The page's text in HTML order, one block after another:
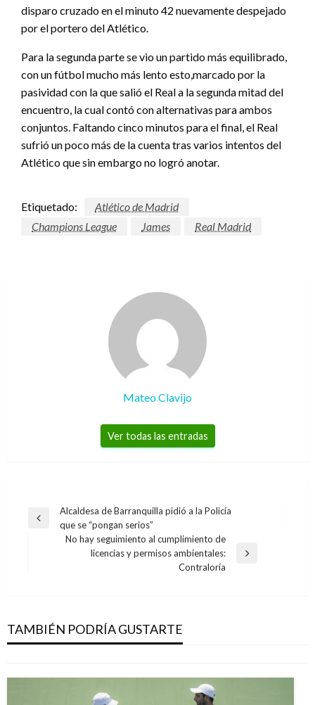
disparo cruzado en el minuto 42 nuevamente despejado
por el portero del Atlético.
Para la segunda parte se vio un partido más equilibrado,
con un fútbol mucho más lento esto,marcado por la
pasividad con la que salió el Real a la segunda mitad del
encuentro, la cual contó con alternativas para ambos
conjuntos. Faltando cinco minutos para el final, el Real
sufrió un poco más de la cuenta tras varios intentos del
Atlético que sin embargo no logró anotar.
Etiquetado:
Atlético de Madrid
Champions League
James Real Madrid
Mateo Clavijo
Ver todas las entradas
Navegación
Entrada
Alcaldesa de Barranquilla pidió a la Policía
que se “pongan serios”
No hay seguimiento al cumplimiento de
licencias y permisos ambientales:
Contraloría
TAMBIÉN PODRÍA GUSTARTE
Cabal y Farah ganaron en el Roland Garros
Iván Briceño jueves mayo 30, 2019